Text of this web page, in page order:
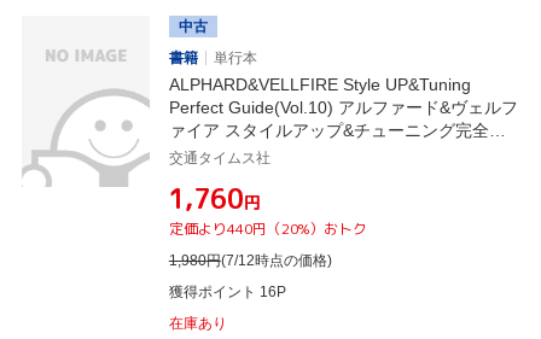
中古
書籍
単行本
ALPHARD&VELLFIRE Style UP&Tuning
Perfect Guide(Vol.10) アルファード&ヴェルフ
ァイア スタイルアップ&チューニング完全ガ
イド CARTOP MOOK WAGONIST特別編集
交通タイムス社
¥1,760円
定価より440円（20%）おトク
1,980円(7/12時点の価格)
獲得ポイント 16P
在庫あり